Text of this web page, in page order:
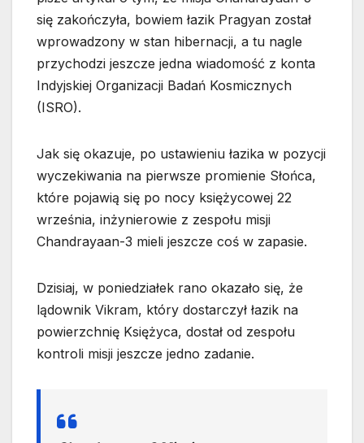
się zakończyła, bowiem łazik Pragyan został
wprowadzony w stan hibernacji, a tu nagle
przychodzi jeszcze jedna wiadomość z konta
Indyjskiej Organizacji Badań Kosmicznych
(ISRO).
Jak się okazuje, po ustawieniu łazika w pozycji
wyczekiwania na pierwsze promienie Słońca,
które pojawią się po nocy księżycowej 22
września, inżynierowie z zespołu misji
Chandrayaan-3 mieli jeszcze coś w zapasie.
Dzisiaj, w poniedziałek rano okazało się, że
lądownik Vikram, który dostarczył łazik na
powierzchnię Księżyca, dostał od zespołu
kontroli misji jeszcze jedno zadanie.